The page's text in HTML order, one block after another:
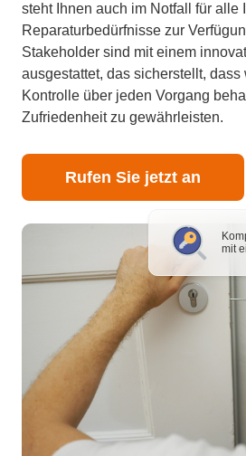
mit
steht Ihnen auch im Notfall für alle
Reparaturbedürfnisse zur
Stakeholder sind mit einem
ausgestattet, das sicherstellt,
Kontrolle über jeden Vorgang
Zufriedenheit zu gewährleisten.
Rufen Sie jetzt an